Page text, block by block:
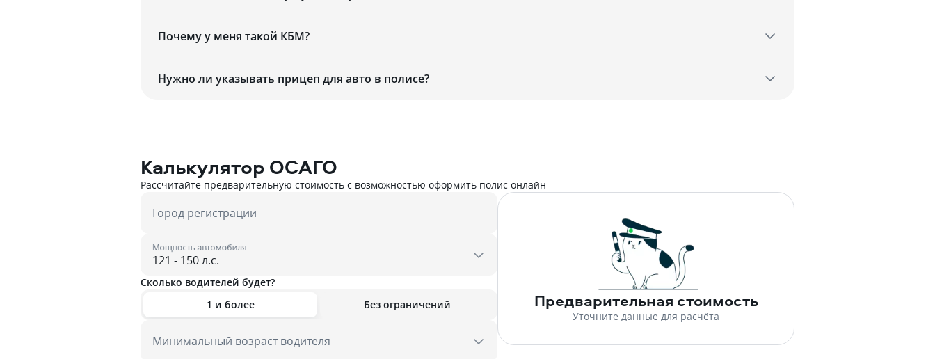
Почему у меня такой КБМ?
Нужно ли указывать прицеп для авто в полисе?
Калькулятор ОСАГО
Рассчитайте предварительную стоимость с возможностью оформить полис онлайн
Город регистрации
Мощность автомобиля
Сколько водителей будет?
1 и более
Без ограничений
Минимальный возраст водителя
Предварительная стоимость
Уточните данные для расчёта